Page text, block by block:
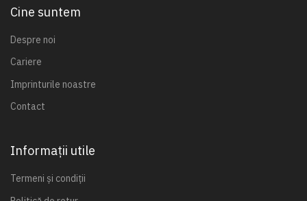
Cine suntem
Despre noi
Cariere
Imprinturile noastre
Contact
Informații utile
Termeni și condiții